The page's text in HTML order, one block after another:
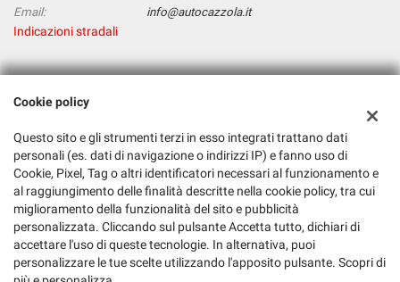
Email:
info@autocazzola.it
Indicazioni stradali
Dati fiscali:
Via S. Biagio, 5, Nogarole Rocca (VR)
C.F/P.IVA:03265120232
Registro delle imprese:VR
Cookie policy
Questo sito e gli strumenti terzi in esso integrati trattano dati
personali (es. dati di navigazione o indirizzi IP) e fanno uso di
Cookie, Pixel, Tag o altri identificatori necessari al funzionamento e
al raggiungimento delle finalità descritte nella cookie policy, tra cui
miglioramento della funzionalità del sito e pubblicità
personalizzata. Cliccando sul pulsante Accetta tutto, dichiari di
accettare l'uso di queste tecnologie. In alternativa, puoi
personalizzare le tue scelte utilizzando l'apposito pulsante. Scopri di